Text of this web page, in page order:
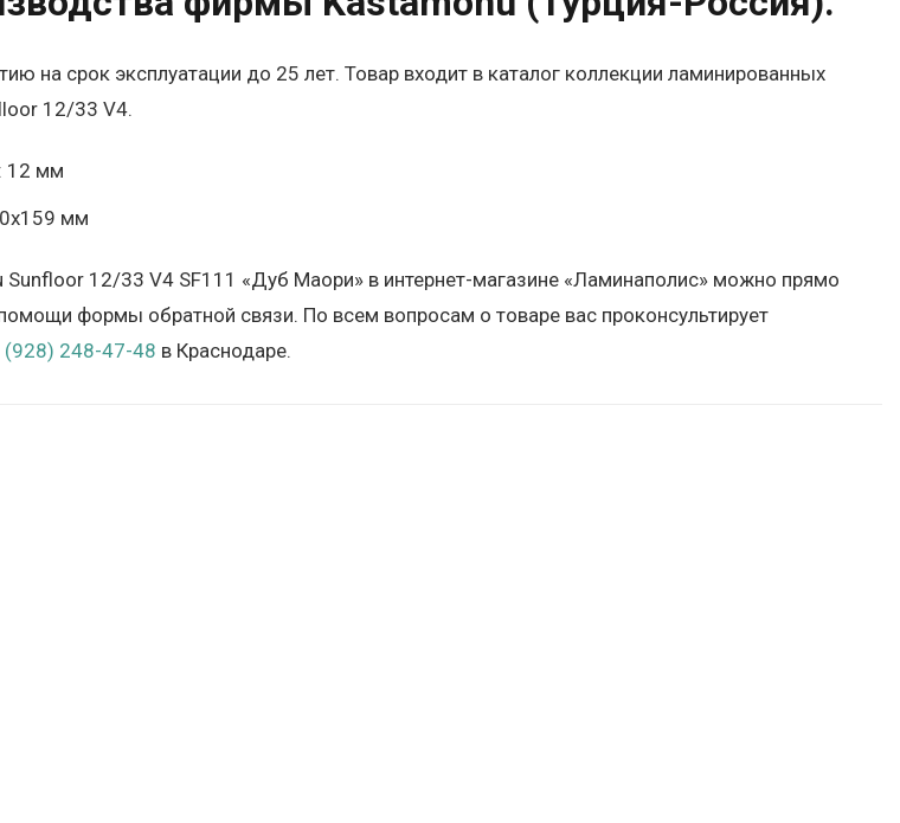
на срок эксплуатации до 25 лет. Товар входит в каталог коллекции ламинированных
12/33 V4.
12 мм
мм
Sunfloor 12/33 V4 SF111 «Дуб Маори» в интернет-магазине «Ламинаполис» можно прямо
помощи формы обратной связи. По всем вопросам о товаре вас проконсультирует
(928) 248-47-48 в Краснодаре.